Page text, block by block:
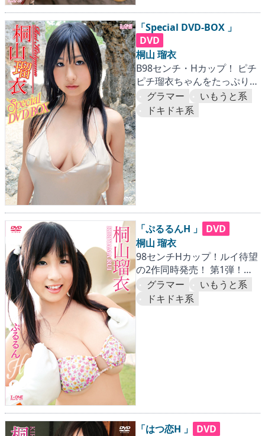
「Special DVD-BOX 」
DVD
桐山 瑠衣
B98センチ・Hカップ！ ピチ
ピチ瑠衣ちゃんをたっぷり堪
能165分！
グラマー
いもうと系
ドキドキ系
「ぷるるんH 」
DVD
桐山 瑠衣
98センチHカップ！ルイ待望
の2作同時発売！ 第1弾！ぷ
るるんボディ、フル稼
働！！…『海外王道篇』
グラマー
いもうと系
ドキドキ系
「はつ恋H 」
DVD